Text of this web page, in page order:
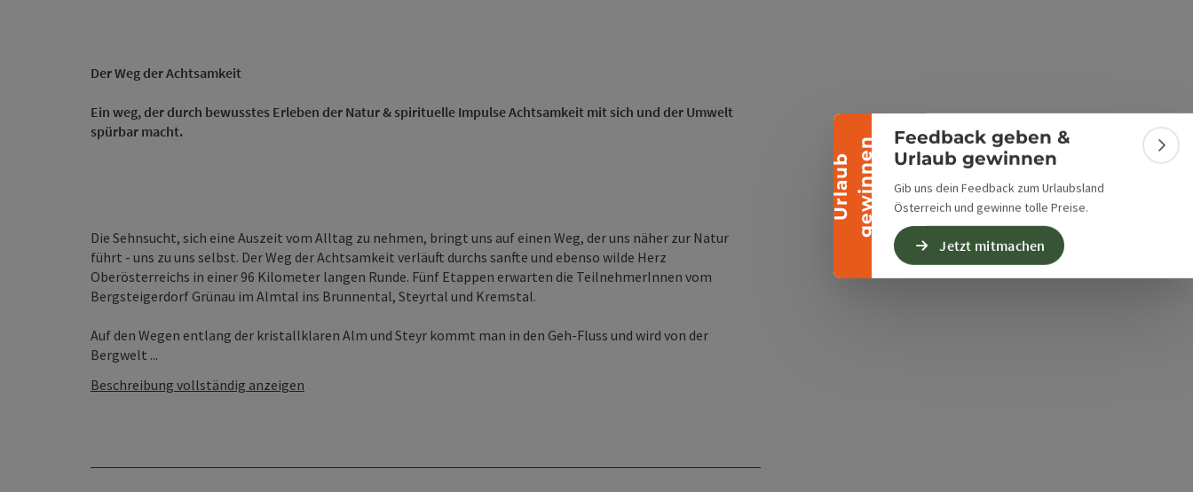
U
r
l
a
u
b
g
e
w
i
n
n
en
Banner einklappen
Feedback geben &
Urlaub gewinnen
Gib uns dein Feedback zum Urlaubsland
Österreich und gewinne tolle Preise.
Jetzt mitmachen
Der Weg der Achtsamkeit
Ein weg, der durch bewusstes Erleben der Natur & spirituelle Impulse Achtsamkeit mit sich und der Umwelt
spürbar macht.
Die Sehnsucht, sich eine Auszeit vom Alltag zu nehmen, bringt uns auf einen Weg, der uns näher zur Natur
führt - uns zu uns selbst. Der Weg der Achtsamkeit verläuft durchs sanfte und ebenso wilde Herz
Oberösterreichs in einer 96 Kilometer langen Runde. Fünf Etappen erwarten die TeilnehmerInnen vom
Bergsteigerdorf Grünau im Almtal ins Brunnental, Steyrtal und Kremstal.
Auf den Wegen entlang der kristallklaren Alm und Steyr kommt man in den Geh-Fluss und wird von der
Bergwelt ...
Beschreibung vollständig anzeigen